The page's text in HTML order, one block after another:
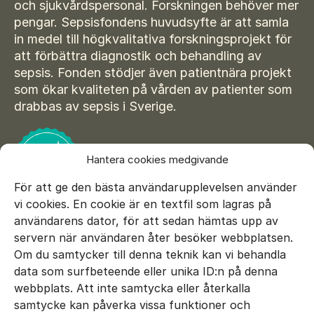
Hantera cookies medgivande
För att ge den bästa användarupplevelsen använder
vi cookies. En cookie är en textfil som lagras på
användarens dator, för att sedan hämtas upp av
servern när användaren åter besöker webbplatsen.
Om du samtycker till denna teknik kan vi behandla
data som surfbeteende eller unika ID:n på denna
webbplats. Att inte samtycka eller återkalla
samtycke kan påverka vissa funktioner och
För amputerade
Ansök om bidrag
Sepsisforum
Axel Lyons minnesstipendium
Vår Integritetspolicy
Våra partners
Vid begravning
Testamente
Beställ material
Norsk
Íslenska
Dansk
och sjukvårdspersonal. Forskningen behöver mer
pengar. Sepsisfondens huvudsyfte är att samla
in medel till högkvalitativa forskningsprojekt för
att förbättra diagnostik och behandling av
sepsis. Fonden stödjer även patientnära projekt
som ökar kvaliteten på vården av patienter som
drabbas av sepsis i Sverige.
E-mail: info@sepsisfonden.se
DONERA